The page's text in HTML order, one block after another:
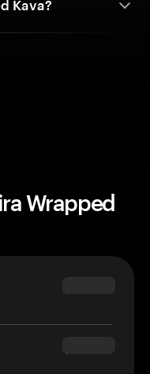
Kava?
Wrapped
$69.90
$54.90